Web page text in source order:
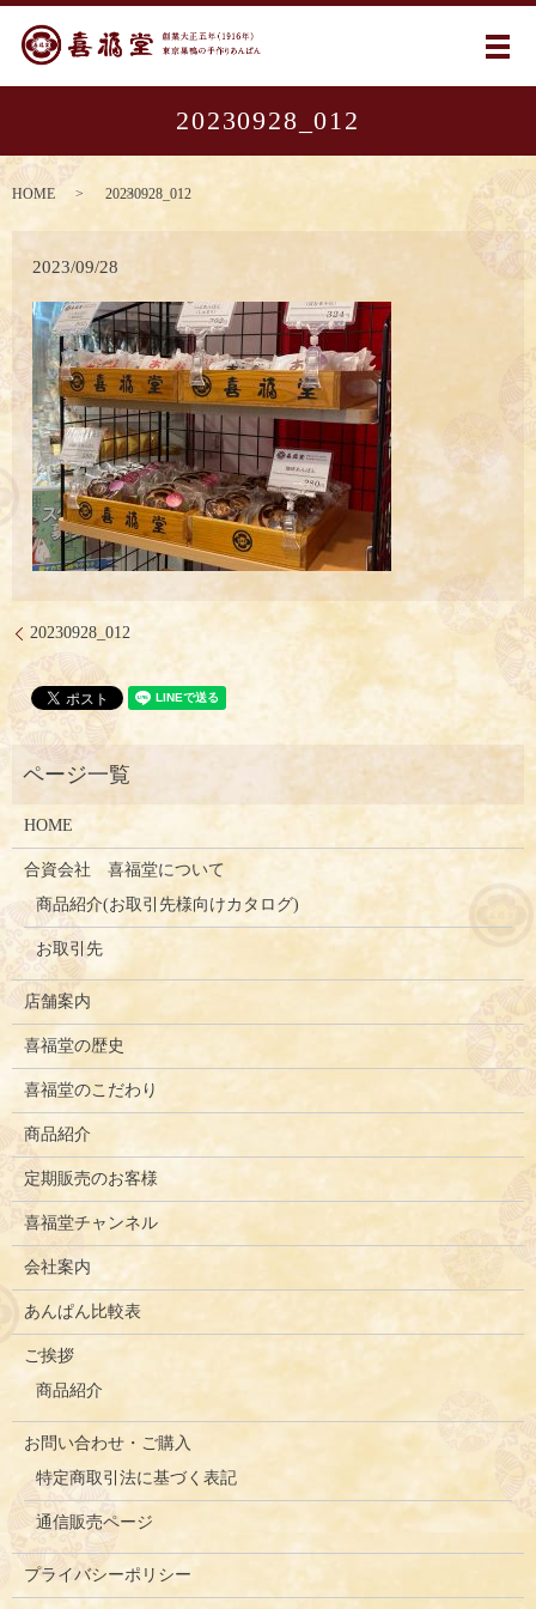
メ
20230928_012
HOME 20230928_012
2023/09/28
20230928_012
HOME
合資会社 喜福堂について
商品紹介(お取引先様向けカタログ)
お取引先
店舗案内
喜福堂の歴史
喜福堂のこだわり
商品紹介
定期販売のお客様
喜福堂チャンネル
会社案内
あんぱん比較表
ご挨拶
商品紹介
お問い合わせ・ご購入
特定商取引法に基づく表記
通信販売ページ
プライバシーポリシー